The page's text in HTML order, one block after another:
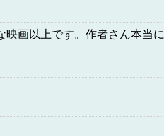
映画以上です。作者さん本当